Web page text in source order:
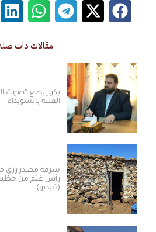
مقالات ذات صلة
بكور يضع “صوت العقل” في
الفتنة بالسويداء
رأس غنم من حظيرة في ريف
(فيديو)